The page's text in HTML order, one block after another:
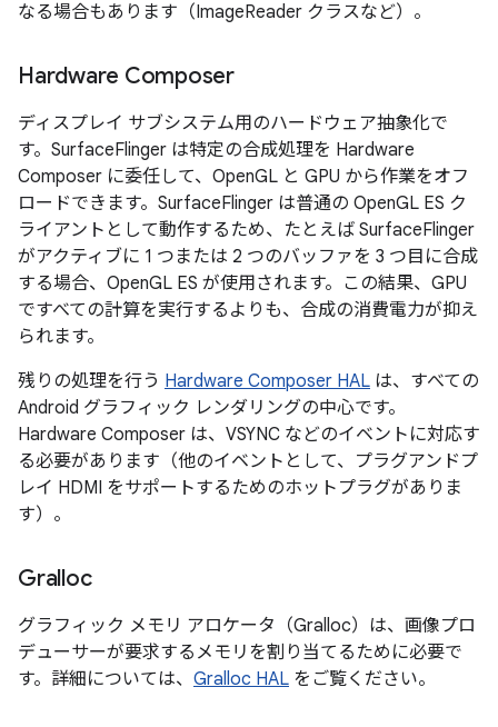
なる場合もあります（ImageReader クラスなど）。
Hardware Composer
ディスプレイ サブシステム用のハードウェア抽象化で
す。SurfaceFlinger は特定の合成処理を Hardware
Composer に委任して、OpenGL と GPU から作業をオフ
ロードできます。SurfaceFlinger は普通の OpenGL ES ク
ライアントとして動作するため、たとえば SurfaceFlinger
がアクティブに 1 つまたは 2 つのバッファを 3 つ目に合成
する場合、OpenGL ES が使用されます。この結果、GPU
ですべての計算を実行するよりも、合成の消費電力が抑え
られます。
残りの処理を行う Hardware Composer HAL は、すべての
Android グラフィック レンダリングの中心です。
Hardware Composer は、VSYNC などのイベントに対応す
る必要があります（他のイベントとして、プラグアンドプ
レイ HDMI をサポートするためのホットプラグがありま
す）。
Gralloc
グラフィック メモリ アロケータ（Gralloc）は、画像プロ
デューサーが要求するメモリを割り当てるために必要で
す。詳細については、 Gralloc HAL をご覧ください。